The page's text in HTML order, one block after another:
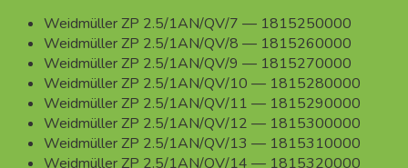
Weidmüller ZP 2.5/1AN/QV/7 — 1815250000
Weidmüller ZP 2.5/1AN/QV/8 — 1815260000
Weidmüller ZP 2.5/1AN/QV/9 — 1815270000
Weidmüller ZP 2.5/1AN/QV/10 — 1815280000
Weidmüller ZP 2.5/1AN/QV/11 — 1815290000
Weidmüller ZP 2.5/1AN/QV/12 — 1815300000
Weidmüller ZP 2.5/1AN/QV/13 — 1815310000
Weidmüller ZP 2.5/1AN/QV/14 — 1815320000